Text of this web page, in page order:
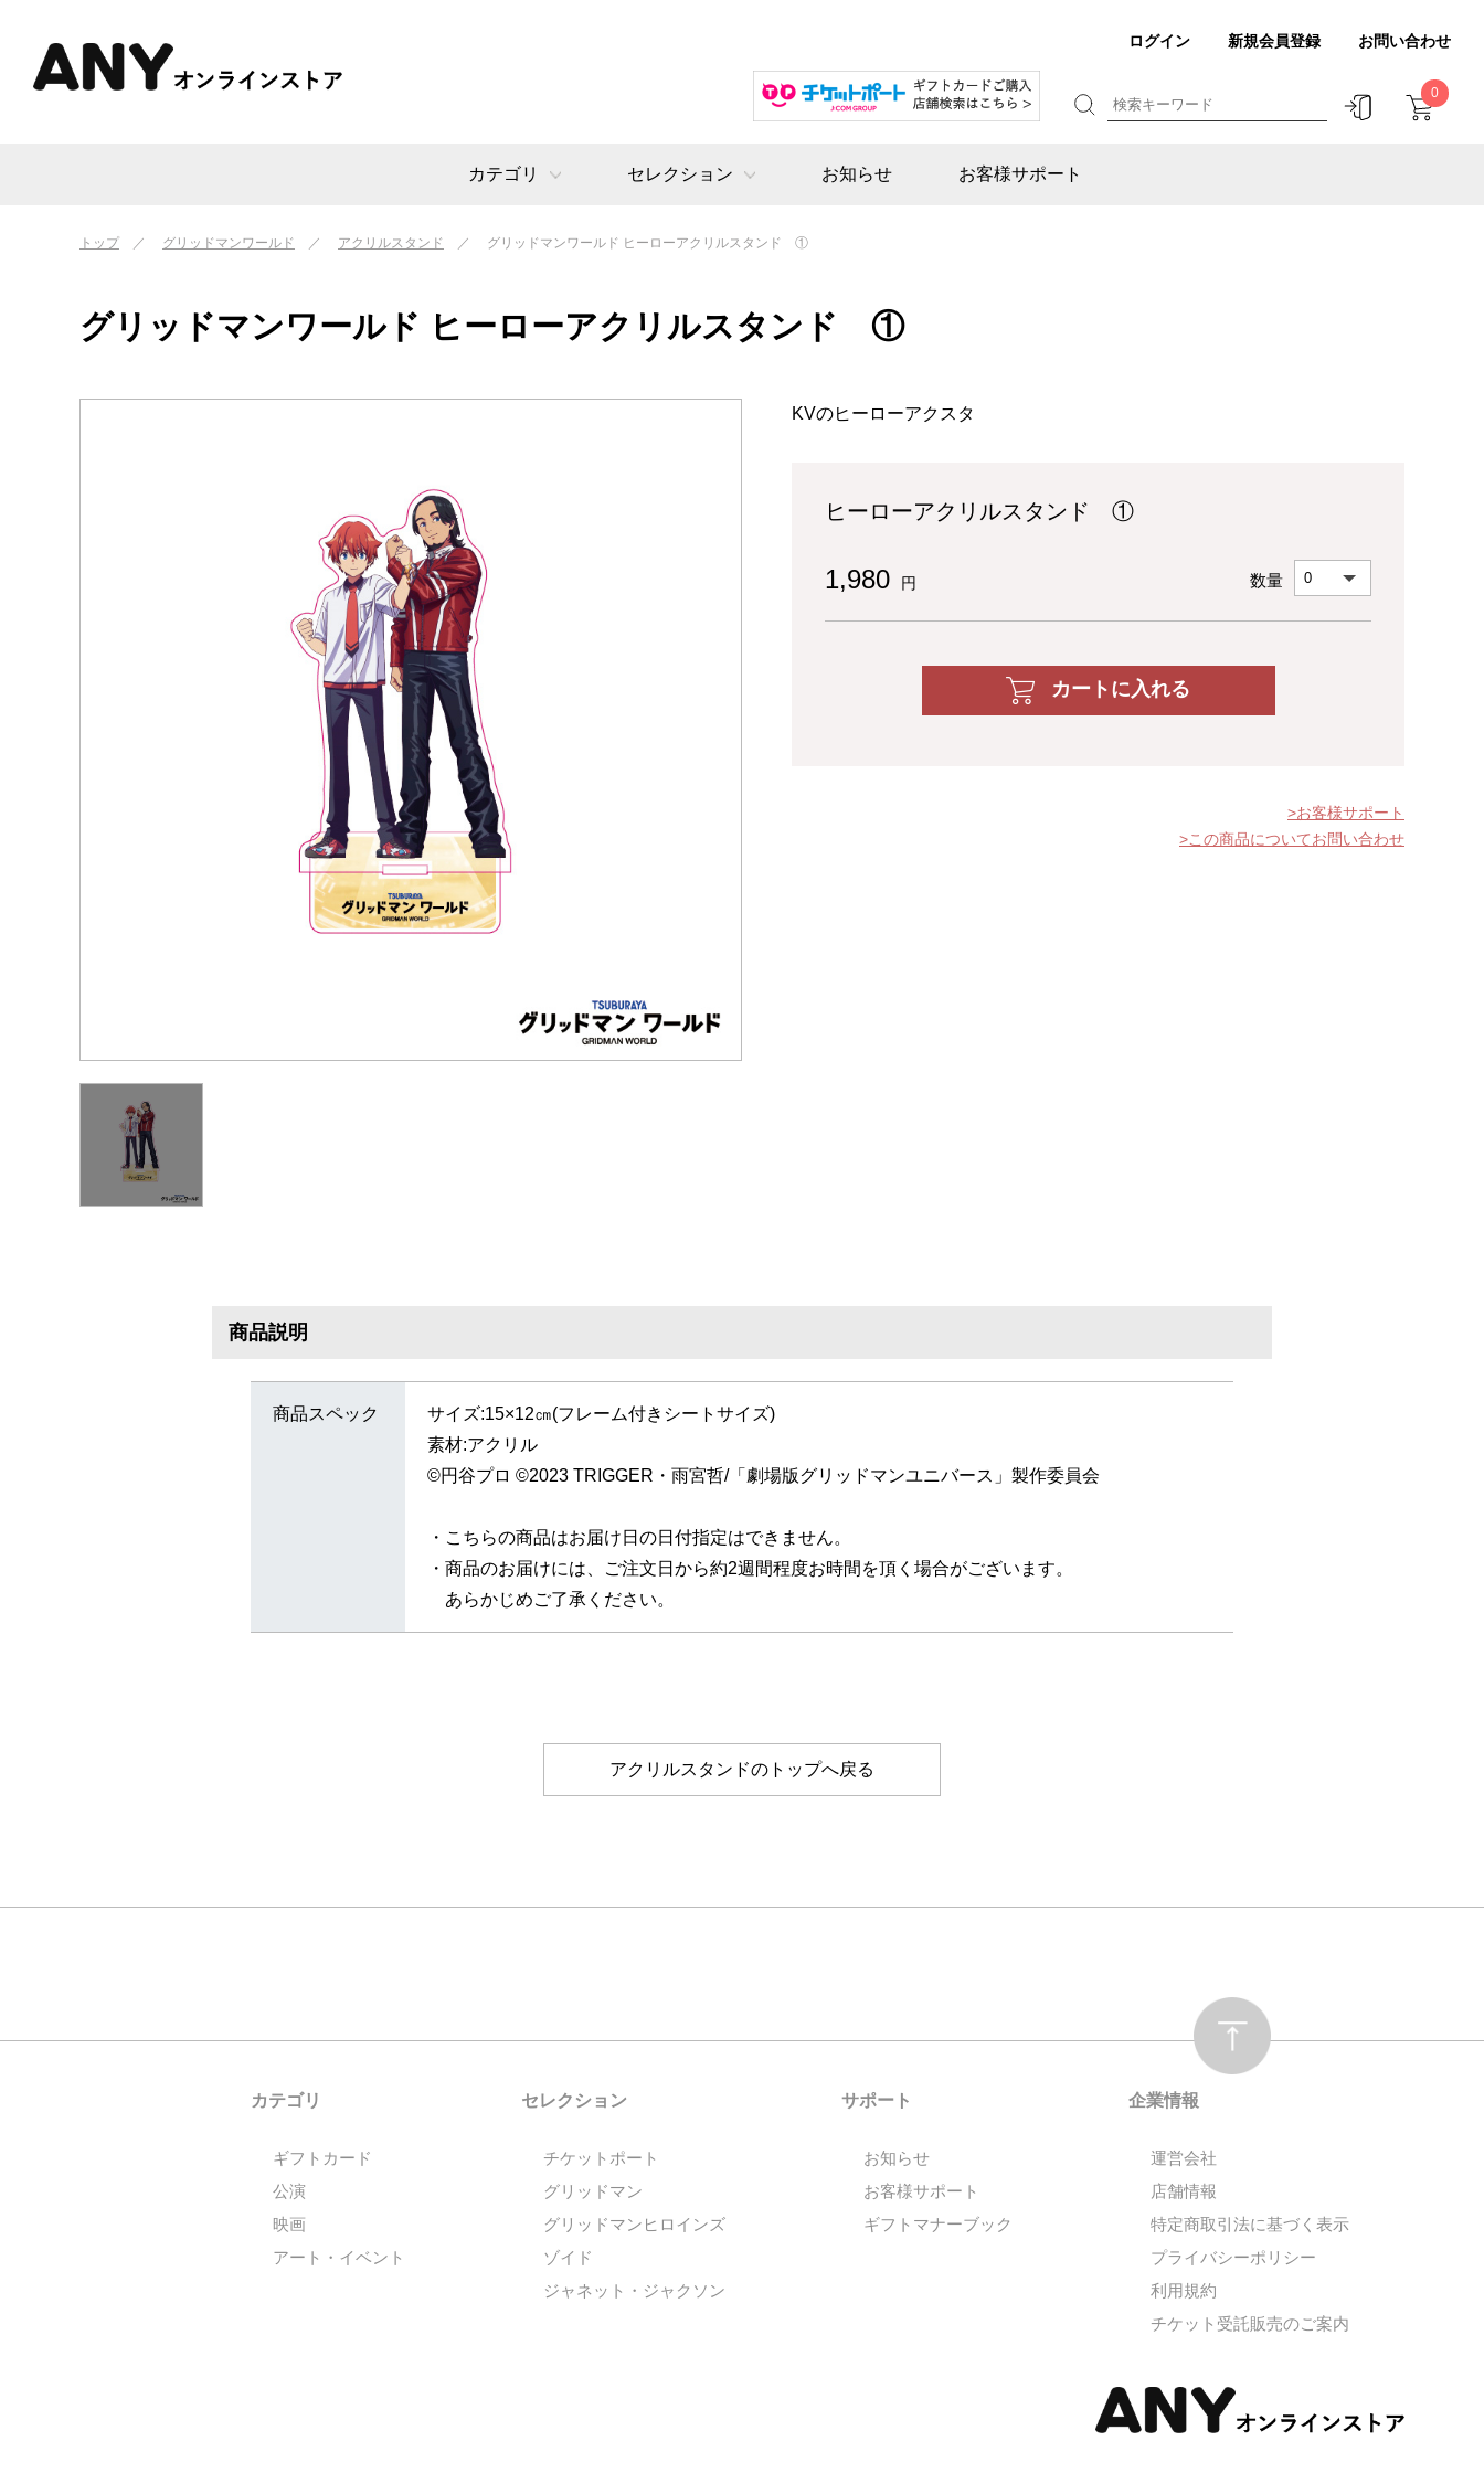
ログイン 新規会員登録 お問い合わせ
0
カテゴリ セレクション お知らせ お客様サポート
トップ グリッドマンワールド アクリルスタンド グリッドマンワールド ヒーローアクリルスタンド ①
グリッドマンワールド ヒーローアクリルスタンド ①
KVのヒーローアクスタ
ヒーローアクリルスタンド ①
1,980 円 数量
カートに入れる
お客様サポート
この商品についてお問い合わせ
商品説明
商品スペック
サイズ:15×12㎝(フレーム付きシートサイズ)
素材:アクリル
©円谷プロ ©2023 TRIGGER・雨宮哲/「劇場版グリッドマンユニバース」製作委員会
・こちらの商品はお届け日の日付指定はできません。
・商品のお届けには、ご注文日から約2週間程度お時間を頂く場合がございます。
あらかじめご了承ください。
アクリルスタンドのトップへ戻る
カテゴリ
ギフトカード
公演
映画
アート・イベント
セレクション
チケットポート
グリッドマン
グリッドマンヒロインズ
ゾイド
ジャネット・ジャクソン
サポート
お知らせ
お客様サポート
ギフトマナーブック
企業情報
運営会社
店舗情報
特定商取引法に基づく表示
プライバシーポリシー
利用規約
チケット受託販売のご案内